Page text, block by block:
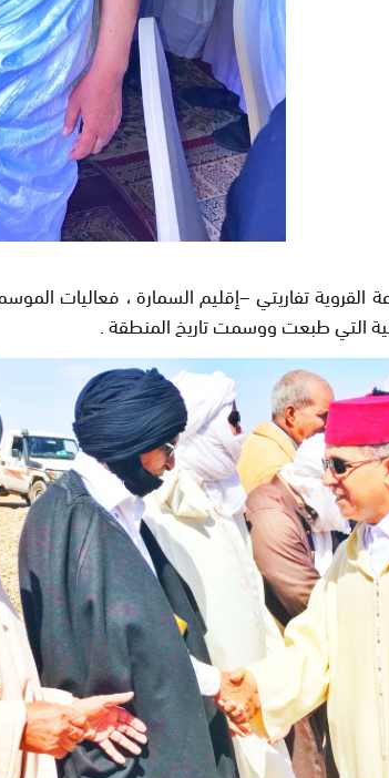
التي طبعت ووسمت تاريخ المنطقة .